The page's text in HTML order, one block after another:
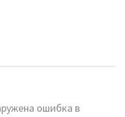
ошибка в